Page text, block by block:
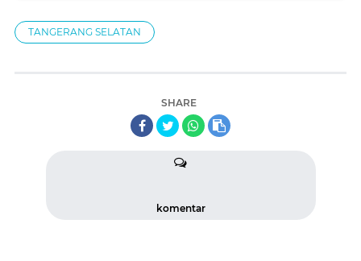
TANGERANG SELATAN
SHARE
komentar